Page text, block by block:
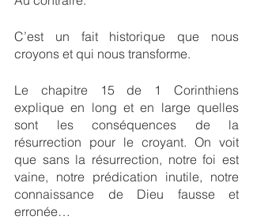
C’est un fait historique que nous
croyons et qui nous transforme.
Le chapitre 15 de 1 Corinthiens
explique en long et en large quelles
sont les conséquences de la
résurrection pour le croyant. On voit
que sans la résurrection, notre foi est
vaine, notre prédication inutile, notre
connaissance de Dieu fausse et
erronée…